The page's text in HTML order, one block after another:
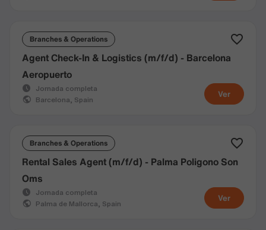
Branches & Operations
Ver
Agent Check-In & Logistics (m/f/d) - Barcelona
Aeropuerto
Jornada completa
Barcelona, Spain
Branches & Operations
Ver
Rental Sales Agent (m/f/d) - Palma Poligono Son
Oms
Jornada completa
Palma de Mallorca, Spain